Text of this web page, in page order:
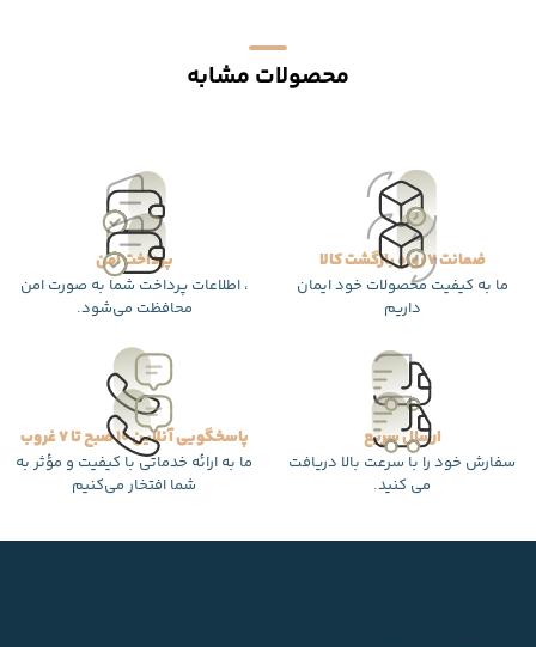
محصولات مشابه
ضمانت 7 روزه بازگشت کالا
ما به کیفیت محصولات خود ایمان
داریم
پرداخت امن
، اطلاعات پرداخت شما به صورت امن
محافظت می‌شود.
ارسال سریع
سفارش خود را با سرعت بالا دریافت
می کنید.
پاسخگویی آنلاین 10 صبح تا 7 غروب
ما به ارائه خدماتی با کیفیت و مؤثر به
شما افتخار می‌کنیم